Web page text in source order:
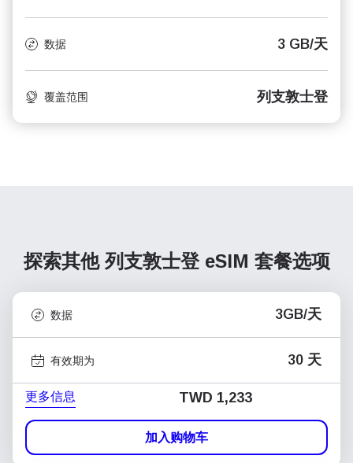
数据 3 GB/天
覆盖范围 列支敦士登
探索其他 列支敦士登 eSIM 套餐选项
数据 3GB/天
有效期为 30 天
更多信息 TWD 1,233
加入购物车